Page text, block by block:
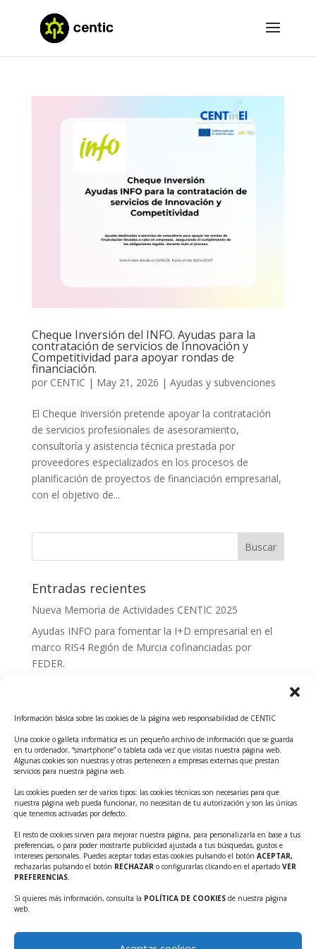
Información básica sobre las cookies de la página web responsabilidad de CENTIC
Una cookie o galleta informática es un pequeño archivo de información que se guarda
en tu ordenador, “smartphone” o tableta cada vez que visitas nuestra página web.
Algunas cookies son nuestras y otras pertenecen a empresas externas que prestan
servicios para nuestra página web.
Las cookies pueden ser de varios tipos: las cookies técnicas son necesarias para que
nuestra página web pueda funcionar, no necesitan de tu autorización y son las únicas
que tenemos activadas por defecto.
El resto de cookies sirven para mejorar nuestra página, para personalizarla en base a tus
preferencias, o para poder mostrarte publicidad ajustada a tus búsquedas, gustos e
intereses personales. Puedes aceptar todas estas cookies pulsando el botón ACEPTAR,
rechazarlas pulsando el botón RECHAZAR o configurarlas clicando en el apartado VER
PREFERENCIAS.
Si quieres más información, consulta la POLÍTICA DE COOKIES de nuestra página
web.
Cheque Inversión del INFO. Ayudas para la
contratación de servicios de Innovación y
Competitividad para apoyar rondas de
financiación.
por CENTIC | May 21, 2026 | Ayudas y subvenciones
El Cheque Inversión pretende apoyar la contratación
de servicios profesionales de asesoramiento,
consultoría y asistencia técnica prestada por
proveedores especializados en los procesos de
planificación de proyectos de financiación empresarial,
con el objetivo de...
Entradas recientes
Nueva Memoria de Actividades CENTIC 2025
Ayudas INFO para fomentar la I+D empresarial en el
marco RIS4 Región de Murcia cofinanciadas por
FEDER.
Tecnológicos 2ª ed.
Ayudas INFO para el apoyo a las empresas
innovadoras con potencial tecnológico y escalables
Convocatoria Cheque de Innovación. Ayudas INFO
para la contratación de servicios de Innovación y
Competitividad
Cheque Inversión del INFO. Ayudas para la
contratación de servicios de Innovación y
Competitividad para apoyar rondas de financiación.
Inscripciones abiertas!!